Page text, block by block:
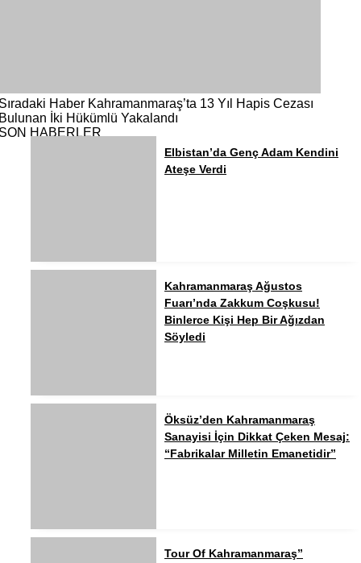
Haber Kahramanmaraş’ta 13 Yıl Hapis Cezası
İki Hükümlü Yakalandı
HABERLER
Elbistan’da Genç Adam Kendini
Ateşe Verdi
Kahramanmaraş Ağustos
Fuarı’nda Zakkum Coşkusu!
Binlerce Kişi Hep Bir Ağızdan
Söyledi
Öksüz’den Kahramanmaraş
Sanayisi İçin Dikkat Çeken Mesaj:
“Fabrikalar Milletin Emanetidir”
Tour Of Kahramanmaraş”